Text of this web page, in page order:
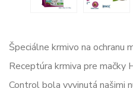
Špeciálne krmivo na ochranu
Receptúra ​​krmiva pre mačky
Control bola vyvinutá našimi